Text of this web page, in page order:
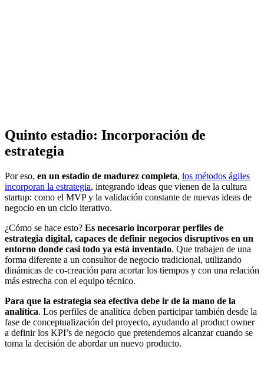
Quinto estadio: Incorporación de
estrategia
Por eso, en un estadio de madurez completa, los métodos ágiles
incorporan la estrategia, integrando ideas que vienen de la cultura
startup: como el MVP y la validación constante de nuevas ideas de
negocio en un ciclo iterativo.
¿Cómo se hace esto? Es necesario incorporar perfiles de
estrategia digital, capaces de definir negocios disruptivos en un
entorno donde casi todo ya está inventado. Que trabajen de una
forma diferente a un consultor de negocio tradicional, utilizando
dinámicas de co-creación para acortar los tiempos y con una relación
más estrecha con el equipo técnico.
Para que la estrategia sea efectiva debe ir de la mano de la
analítica. Los perfiles de analítica deben participar también desde la
fase de conceptualización del proyecto, ayudando al product owner
a definir los KPI’s de negocio que pretendemos alcanzar cuando se
toma la decisión de abordar un nuevo producto.